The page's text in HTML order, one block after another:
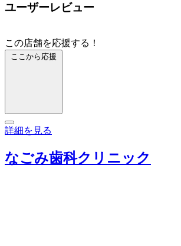
ユーザーレビュー
この店舗を応援する！
ここから応援
詳細を見る
なごみ歯科クリニック